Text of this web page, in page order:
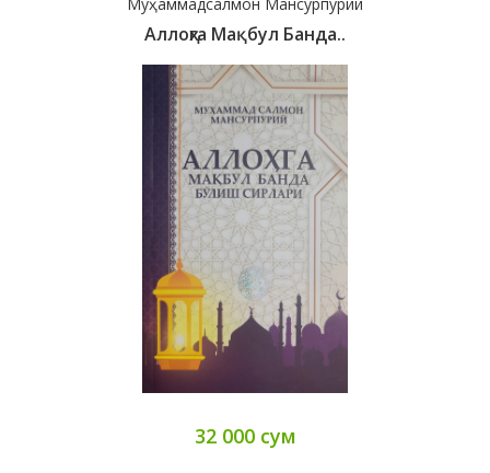
Аллоҳга Мақбул Банда..
32 000 сум